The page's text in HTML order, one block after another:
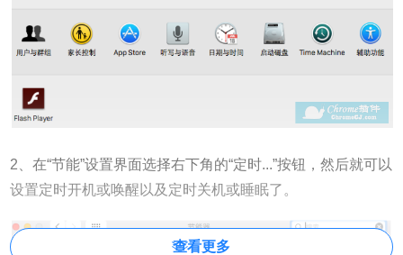
2、在“节能”设置界面选择右下角的“定时...”按钮，然后就可以
设置定时开机或唤醒以及定时关机或睡眠了。
查看更多